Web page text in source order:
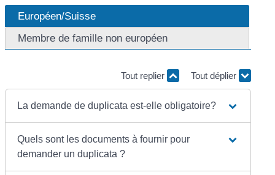
Européen/Suisse
Membre de famille non européen
Tout replier Tout déplier
La demande de duplicata est-elle obligatoire?
Quels sont les documents à fournir pour
demander un duplicata ?